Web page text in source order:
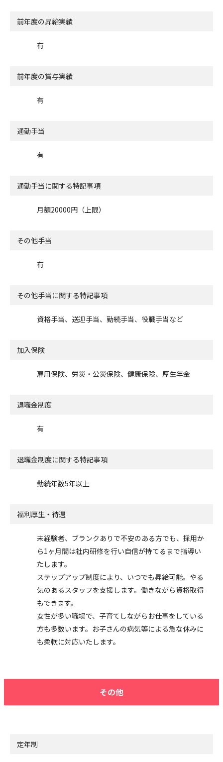
前年度の昇給実績
有
前年度の賞与実績
有
通勤手当
有
通勤手当に関する特記事項
月額20000円（上限）
その他手当
有
その他手当に関する特記事項
資格手当、送迎手当、勤続手当、役職手当など
加入保険
雇用保険、労災・公災保険、健康保険、厚生年金
退職金制度
有
退職金制度に関する特記事項
勤続年数5年以上
福利厚生・待遇
未経験者、ブランクありで不安のある方でも、採用か
ら1ヶ月間は社内研修を行い自信が持てるまで指導い
たします。
ステップアップ制度により、いつでも昇給可能。やる
気のあるスタッフを支援します。働きながら資格取得
もできます。
女性が多い職場で、子育てしながらお仕事をしている
方も多数います。お子さんの病気等による急な休みに
も柔軟に対応いたします。
その他
定年制